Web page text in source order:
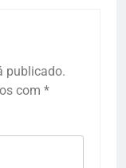
publicado.
com *